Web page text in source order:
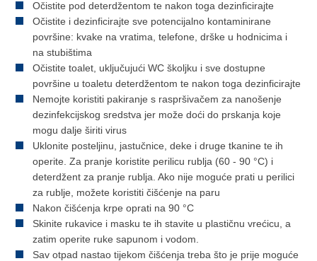
Očistite pod deterdžentom te nakon toga dezinficirajte
Očistite i dezinficirajte sve potencijalno kontaminirane
površine: kvake na vratima, telefone, drške u hodnicima i
na stubištima
Očistite toalet, uključujući WC školjku i sve dostupne
površine u toaletu deterdžentom te nakon toga dezinficirajte
Nemojte koristiti pakiranje s raspršivačem za nanošenje
dezinfekcijskog sredstva jer može doći do prskanja koje
mogu dalje širiti virus
Uklonite posteljinu, jastučnice, deke i druge tkanine te ih
operite. Za pranje koristite perilicu rublja (60 - 90 °C) i
deterdžent za pranje rublja. Ako nije moguće prati u perilici
za rublje, možete koristiti čišćenje na paru
Nakon čišćenja krpe oprati na 90 °C
Skinite rukavice i masku te ih stavite u plastičnu vrećicu, a
zatim operite ruke sapunom i vodom.
Sav otpad nastao tijekom čišćenja treba što je prije moguće